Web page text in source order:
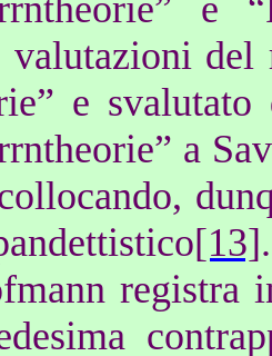
e
valutazioni
e
a
[13].
registra